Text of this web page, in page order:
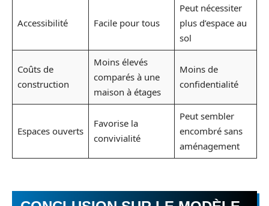
Accessibilité Facile pour tous
Peut nécessiter
plus d’espace au
sol
Coûts de
construction
Moins élevés
comparés à une
maison à étages
Moins de
confidentialité
Espaces ouverts
Favorise la
convivialité
Peut sembler
encombré sans
aménagement